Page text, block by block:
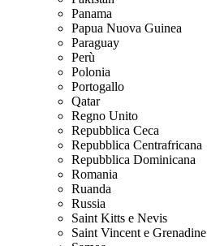
Panama
Papua Nuova Guinea
Paraguay
Perù
Polonia
Portogallo
Qatar
Regno Unito
Repubblica Ceca
Repubblica Centrafricana
Repubblica Dominicana
Romania
Ruanda
Russia
Saint Kitts e Nevis
Saint Vincent e Grenadine